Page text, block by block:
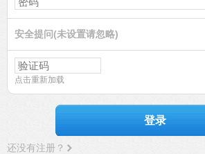
安全提问(未设置请忽略)
点击重新加载
登录
还没有注册？